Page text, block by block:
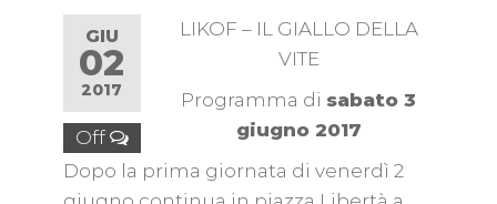
GIU
02
2017
Off
LIKOF – IL GIALLO DELLA
VITE
Programma di sabato 3
giugno 2017
Dopo la prima giornata di venerdì 2